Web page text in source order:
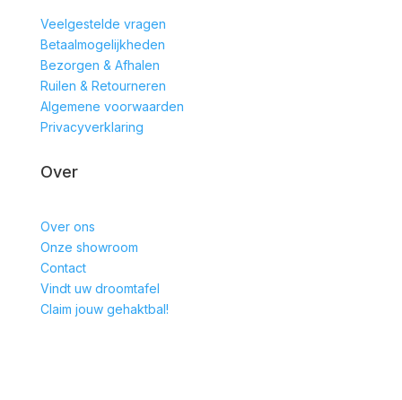
Veelgestelde vragen
Betaalmogelijkheden
Bezorgen & Afhalen
Ruilen & Retourneren
Algemene voorwaarden
Privacyverklaring
Over
Over ons
Onze showroom
Contact
Vindt uw droomtafel
Claim jouw gehaktbal!